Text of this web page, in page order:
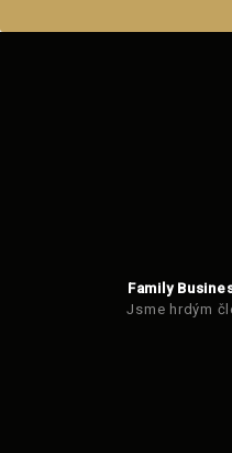
Family
Jsme hrdým